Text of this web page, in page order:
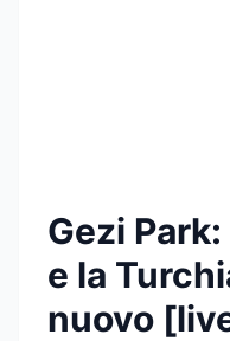
Gezi
e la
nuovo